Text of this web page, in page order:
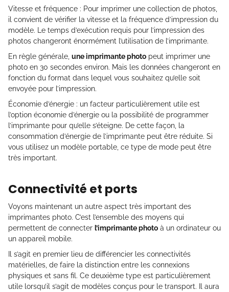
Vitesse et fréquence : Pour imprimer une collection de photos,
il convient de vérifier la vitesse et la fréquence d’impression du
modèle. Le temps d’exécution requis pour l’impression des
photos changeront énormément l’utilisation de l’imprimante.
En règle générale, une imprimante photo peut imprimer une
photo en 30 secondes environ. Mais les données changeront en
fonction du format dans lequel vous souhaitez qu’elle soit
envoyée pour l’impression.
Économie d’énergie : un facteur particulièrement utile est
l’option économie d’énergie ou la possibilité de programmer
l’imprimante pour qu’elle s’éteigne. De cette façon, la
consommation d’énergie de l’imprimante peut être réduite. Si
vous utilisez un modèle portable, ce type de mode peut être
très important.
Connectivité et ports
Voyons maintenant un autre aspect très important des
imprimantes photo. C’est l’ensemble des moyens qui
permettent de connecter l’imprimante photo à un ordinateur ou
un appareil mobile.
Il s’agit en premier lieu de différencier les connectivités
matérielles, de faire la distinction entre les connexions
physiques et sans fil. Ce deuxième type est particulièrement
utile lorsqu’il s’agit de modèles conçus pour le transport. Il aura